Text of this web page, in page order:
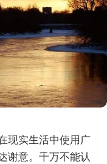
现实生活中使用广
谢意。千万不能认